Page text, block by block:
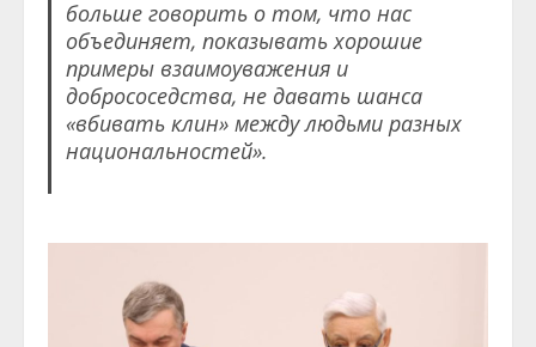
больше говорить о том, что нас
объединяет, показывать хорошие
примеры взаимоуважения и
добрососедства, не давать шанса
«вбивать клин» между людьми разных
национальностей».